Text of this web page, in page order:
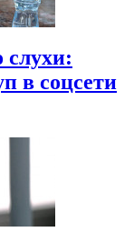
в соцсети